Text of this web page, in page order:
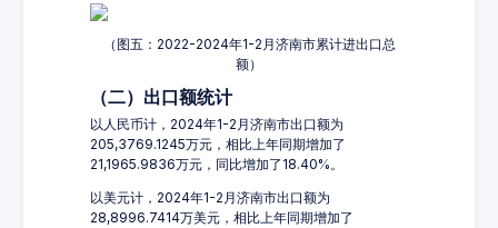
（图五：2022-2024年1-2月济南市累计进出口总
额）
（二）出口额统计
以人民币计，2024年1-2月济南市出口额为
205,3769.1245万元，相比上年同期增加了
21,1965.9836万元，同比增加了18.40%。
以美元计，2024年1-2月济南市出口额为
28,8996.7414万美元，相比上年同期增加了